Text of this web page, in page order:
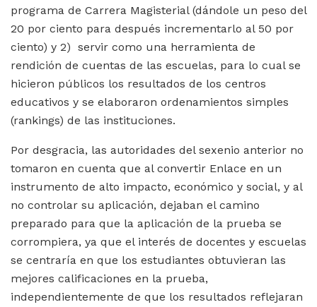
programa de Carrera Magisterial (dándole un peso del
20 por ciento para después incrementarlo al 50 por
ciento) y 2) servir como una herramienta de
rendición de cuentas de las escuelas, para lo cual se
hicieron públicos los resultados de los centros
educativos y se elaboraron ordenamientos simples
(rankings) de las instituciones.
Por desgracia, las autoridades del sexenio anterior no
tomaron en cuenta que al convertir Enlace en un
instrumento de alto impacto, económico y social, y al
no controlar su aplicación, dejaban el camino
preparado para que la aplicación de la prueba se
corrompiera, ya que el interés de docentes y escuelas
se centraría en que los estudiantes obtuvieran las
mejores calificaciones en la prueba,
independientemente de que los resultados reflejaran